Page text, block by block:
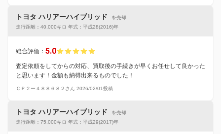
トヨタ ハリアーハイブリッド
を売却
走行距離：40,000キロ 年式：平成28(2016)年
総合評価： 5.0
査定依頼をしてからの対応、買取後の手続きが早くお任せして良かった
と思います！金額も納得出来るものでした！
ＣＰ２ー４８８６８２さん 2026/02/01投稿
トヨタ ハリアーハイブリッド
を売却
走行距離：75,000キロ 年式：平成29(2017)年